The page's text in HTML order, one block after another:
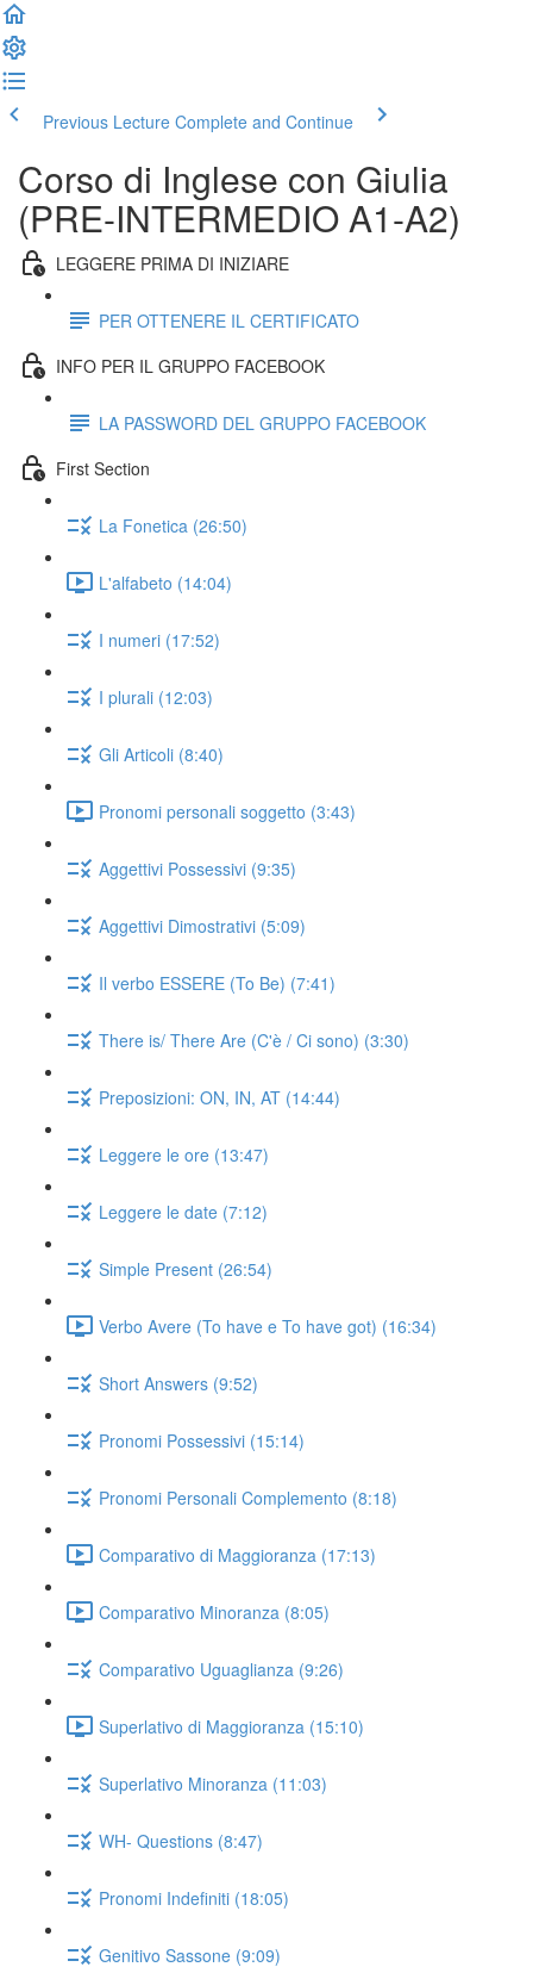
Previous Lecture Complete and Continue
Corso di Inglese con Giulia
(PRE-INTERMEDIO A1-A2)
LEGGERE PRIMA DI INIZIARE
PER OTTENERE IL CERTIFICATO
INFO PER IL GRUPPO FACEBOOK
LA PASSWORD DEL GRUPPO FACEBOOK
First Section
La Fonetica (26:50)
L'alfabeto (14:04)
I numeri (17:52)
I plurali (12:03)
Gli Articoli (8:40)
Pronomi personali soggetto (3:43)
Aggettivi Possessivi (9:35)
Aggettivi Dimostrativi (5:09)
Il verbo ESSERE (To Be) (7:41)
There is/ There Are (C'è / Ci sono) (3:30)
Preposizioni: ON, IN, AT (14:44)
Leggere le ore (13:47)
Leggere le date (7:12)
Simple Present (26:54)
Verbo Avere (To have e To have got) (16:34)
Short Answers (9:52)
Pronomi Possessivi (15:14)
Pronomi Personali Complemento (8:18)
Comparativo di Maggioranza (17:13)
Comparativo Minoranza (8:05)
Comparativo Uguaglianza (9:26)
Superlativo di Maggioranza (15:10)
Superlativo Minoranza (11:03)
WH- Questions (8:47)
Pronomi Indefiniti (18:05)
Genitivo Sassone (9:09)